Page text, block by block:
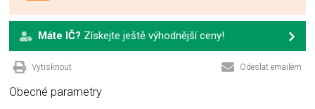
Máte IČ? Získejte ještě výhodnější ceny!
Vytisknout Odeslat emailem
Obecné parametry